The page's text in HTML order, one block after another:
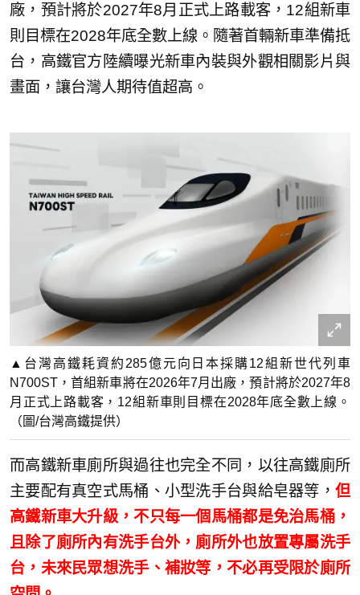
廠，預計將於2027年8月正式上路載客，12組新車
則目標在2028年底全數上線。隨著首輛新車準備抵
台，高鐵官方陸續曝光新車內裝與外觀相關影片與
畫面，讓台灣人期待值超高。
▲台灣高鐵耗資約285億元向日本採購12組新世代列車
N700ST，首組新車將在2026年7月出廠，預計將於2027年8
月正式上路載客，12組新車則目標在2028年底全數上線。
（圖/台灣高鐵提供）
而高鐵新車廁所與過往也完全不同，以往高鐵廁所
主要配有真空式馬桶、小型洗手台與給皂器等， 但
高鐵新車大升級，不只每一個馬桶都是免治馬桶，
且除了廁所內有洗手台外，廁所外也放置專屬洗手
台，未來民眾想洗手、補妝等，不必再受限於廁所